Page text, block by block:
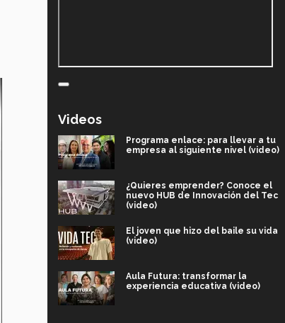
Videos
Programa enlace: para llevar a tu
empresa al siguiente nivel (video)
¿Quieres emprender? Conoce el
nuevo HUB de Innovación del Tec
(video)
El joven que hizo del baile su vida
(video)
Aula Futura: transformar la
experiencia educativa (video)